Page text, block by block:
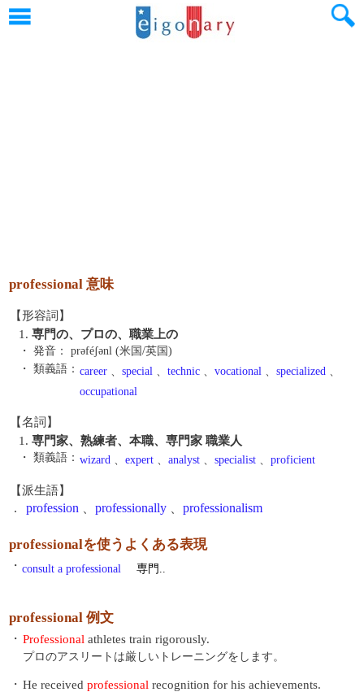
professional 意味
【形容詞】
1. 専門の、プロの、職業上の
・ 発音：
prəféʃənl (米国/英国)
・ 類義語： career 、 special 、 technic 、 vocational 、 specialized 、
occupational
【名詞】
1. 専門家、熟練者、本職、専門家 職業人
・ 類義語： wizard 、 expert 、 analyst 、 specialist 、 proficient
【派生語】
. profession professionally professionalism
professionalを使うよくある表現
・ consult a professional 専門..
professional 例文
・ Professional athletes train rigorously.
プロのアスリートは厳しいトレーニングをします。
・ He received professional recognition for his achievements.